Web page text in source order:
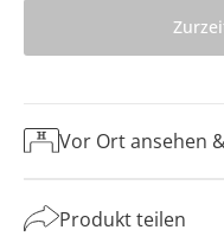
Vor Ort ansehen
Produkt teilen